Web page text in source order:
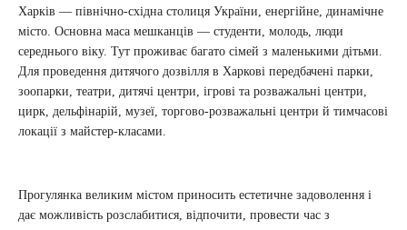
Харків — північно-східна столиця України, енергійне, динамічне
місто. Основна маса мешканців — студенти, молодь, люди
середнього віку. Тут проживає багато сімей з маленькими дітьми.
Для проведення дитячого дозвілля в Харкові передбачені парки,
зоопарки, театри, дитячі центри, ігрові та розважальні центри,
цирк, дельфінарій, музеї, торгово-розважальні центри й тимчасові
локації з майстер-класами.
Прогулянка великим містом приносить естетичне задоволення і
дає можливість розслабитися, відпочити, провести час з